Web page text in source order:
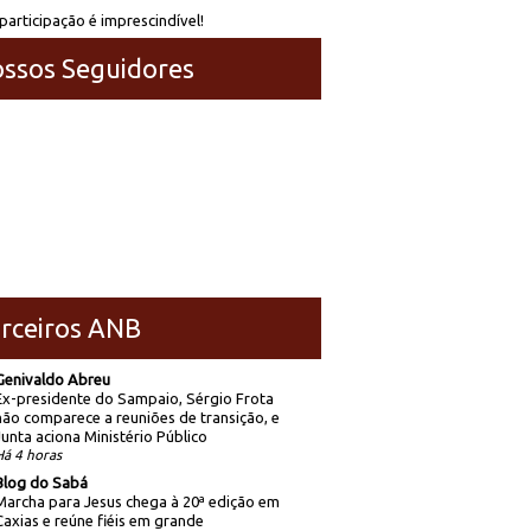
é imprescindível!
Seguidores
ANB
Abreu
presidente do Sampaio, Sérgio Frota
comparece a reuniões de transição, e
aciona Ministério Público
4 horas
do Sabá
para Jesus chega à 20ª edição em
e reúne fiéis em grande